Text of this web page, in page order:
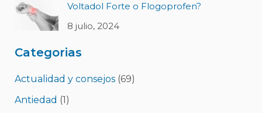
Voltadol Forte o Flogoprofen?
8 julio, 2024
Categorias
Actualidad y consejos(69)
Antiedad (1)